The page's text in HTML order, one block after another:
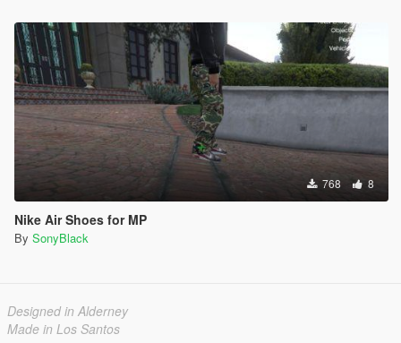
768 8
Nike Air Shoes for MP
By SonyBlack
Designed in Alderney
Made in Los Santos